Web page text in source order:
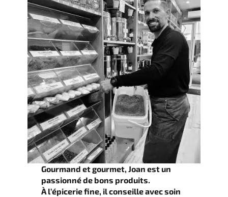
Gourmand et gourmet, Joan est un
passionné de bons produits.
À l’épicerie fine, il conseille avec soin